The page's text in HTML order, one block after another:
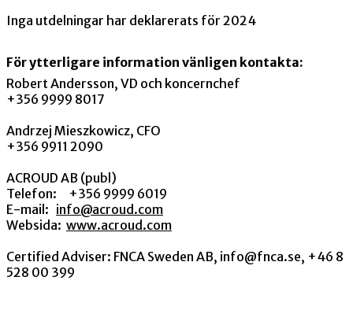
Inga utdelningar har deklarerats för 2024
För ytterligare information vänligen kontakta:
Robert Andersson, VD och koncernchef
+356 9999 8017
Andrzej Mieszkowicz, CFO
+356 9911 2090
ACROUD AB (publ)
Telefon:
+356 9999 6019
E-mail: info@acroud.com
Websida: www.acroud.com
Certified Adviser: FNCA Sweden AB, info@fnca.se, +46 8
528 00 399